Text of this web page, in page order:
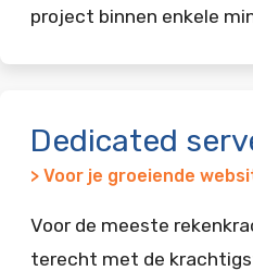
project binnen enkele
Dedicated
> Voor je groeiende
Voor de meeste
terecht met de